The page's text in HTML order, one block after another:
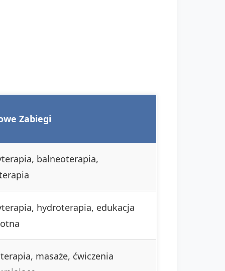
Zabiegi
balneoterapia,
hydroterapia, edukacja
masaże, ćwiczenia